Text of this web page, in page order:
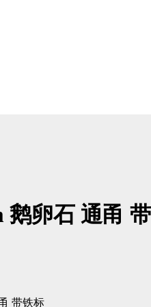
鹅卵石 通甬
带铁标